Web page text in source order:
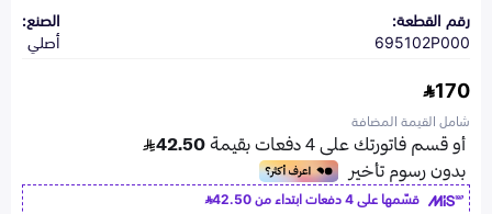
رقم القطعة:
695102P000
الصنع:
أصلي
170
شامل القيمة المضافة
قسّمها على 4 دفعات ابتداء من
42.50